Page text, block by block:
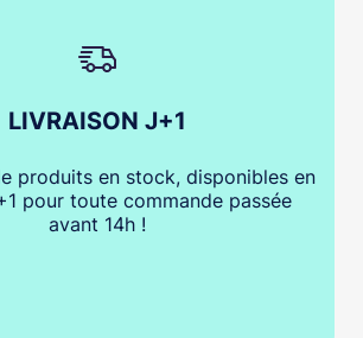
LIVRAISON J+1
produits en stock, disponibles en
pour toute commande passée
avant 14h !